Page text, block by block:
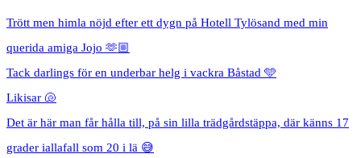
Trött men himla nöjd efter ett dygn på Hotell Tylösand med min
querida amiga Jojo 🫶🏼
Tack darlings för en underbar helg i vackra Båstad 🩵
Likisar 🐚
Det är här man får hålla till, på sin lilla trädgårdstäppa, där känns 17
grader iallafall som 20 i lä 😅